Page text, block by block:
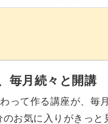
を描いてみてくだ
の中心を描く
布する
毎月続々と開講
って作る講座が、毎
お気に入りがきっと